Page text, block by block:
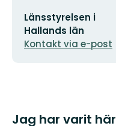
postadress
Länsstyrelsen i
Hallands län
Kontakt via e-post
Jag har varit här